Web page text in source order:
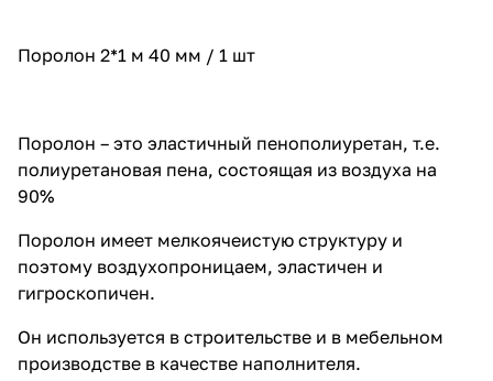
Поролон 2*1 м 40 мм / 1 шт
Поролон – это эластичный пенополиуретан, т.е.
полиуретановая пена, состоящая из воздуха на
90%
Поролон имеет мелкоячеистую структуру и
поэтому воздухопроницаем, эластичен и
гигроскопичен.
Он используется в строительстве и в мебельном
производстве в качестве наполнителя.